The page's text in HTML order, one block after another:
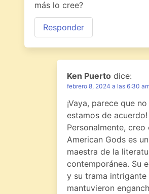
más lo cree?
Responder
Ken Puerto dice:
febrero 8, 2024 a las 6:30
¡Vaya, parece que
estamos de acuerdo!
Personalmente, creo
American Gods es
maestra de la
contemporánea. Su
y su trama intrigante
mantuvieron